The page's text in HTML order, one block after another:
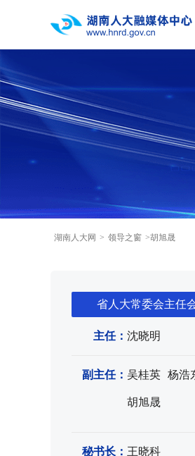
湖南人大网 > 领导之窗 >胡旭晟
省人大常委会主任
主任：沈晓明
副主任：吴桂英 杨浩
胡旭晟
秘书长： 王晓科